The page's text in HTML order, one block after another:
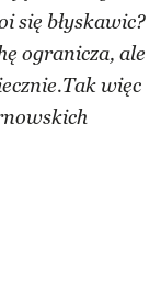
się błyskawic?
ogranicza, ale
więc